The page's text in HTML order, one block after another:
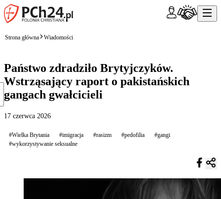
Strona główna Wiadomości
Państwo zdradziło Brytyjczyków.
Wstrząsający raport o pakistańskich
gangach gwałcicieli
17 czerwca 2026
#Wielka Brytania #imigracja #rasizm #pedofilia
#gangi
#wykorzystywanie seksualne